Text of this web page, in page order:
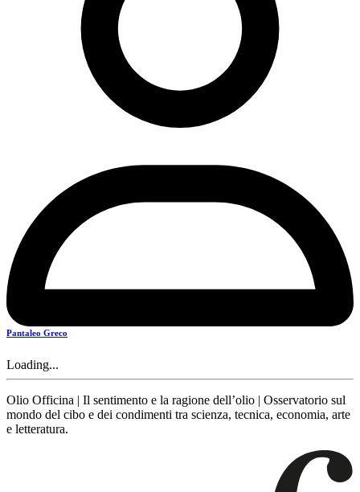
Pantaleo Greco
Loading...
Olio Officina | Il sentimento e la ragione dell’olio | Osservatorio sul
mondo del cibo e dei condimenti tra scienza, tecnica, economia, arte
e letteratura.